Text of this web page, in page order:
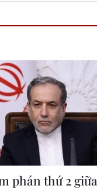
phán thứ 2 giữa